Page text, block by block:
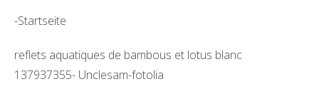
-Startseite
reflets aquatiques de bambous et lotus blanc
137937355- Unclesam-fotolia